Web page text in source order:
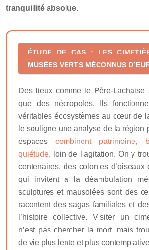
tranquillité absolue.
ÉTUDE DE CAS : LES
MUSÉES VERTS MÉCONNUS
Des lieux comme le Père-Lachaise
que des nécropoles. Ils
véritables écosystèmes au cœur de
le souligne une analyse de la région
espaces combinent patrimoine,
quiétude, loin de l’agitation. On y
centenaires, des colonies d’oiseaux
qui invitent à la déambulation
sculptures et mausolées sont des
racontent des sagas familiales et
l’histoire collective. Visiter un
n’est pas chercher la mort, mais
de vie plus lente et plus